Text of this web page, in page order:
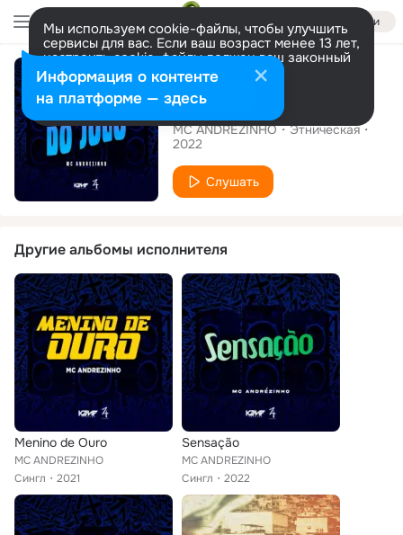
Войти
Мы используем cookie-файлы, чтобы улучшить
сервисы для вас. Если ваш возраст менее 13 лет,
настроить cookie-файлы должен ваш законный
представитель. Больше информации
Разрешить все Настроить
Сингл
Regra do Jogo
MC ANDREZINHO
Этническая
2022
Слушать
Другие альбомы исполнителя
Menino de Ouro
MC ANDREZINHO
Сингл
2021
Sensação
MC ANDREZINHO
Сингл
2022
Информация о контенте
на платформе — здесь